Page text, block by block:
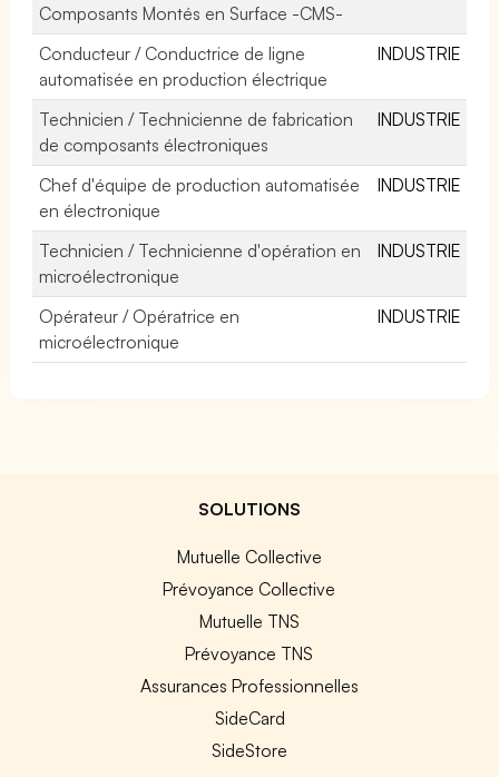
Composants Montés en Surface -CMS-
Conducteur / Conductrice de ligne
automatisée en production électrique
INDUSTRIE
Technicien / Technicienne de fabrication
de composants électroniques
INDUSTRIE
Chef d'équipe de production automatisée
en électronique
INDUSTRIE
Technicien / Technicienne d'opération en
microélectronique
INDUSTRIE
Opérateur / Opératrice en
microélectronique
INDUSTRIE
SOLUTIONS
Mutuelle Collective
Prévoyance Collective
Mutuelle TNS
Prévoyance TNS
Assurances Professionnelles
SideCard
SideStore